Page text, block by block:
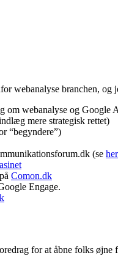
webanalyse branchen,
om webanalyse og
mere strategisk rettet)
“begyndere”)
(se her
Comon.dk
Engage.
for at åbne folks